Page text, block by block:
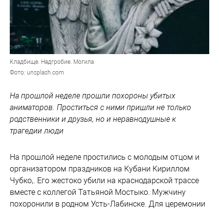
Кладбище. Надгробие. Могила
Фото: unsplash.com
На прошлой неделе прошли похороны убитых
аниматоров. Проститься с ними пришли не только
родственники и друзья, но и неравнодушные к
трагедии люди
На прошлой неделе простились с молодым отцом и
организатором праздников на Кубани Кириллом
Чубко,. Его жестоко убили на краснодарской трассе
вместе с коллегой Татьяной Мостыко. Мужчину
похоронили в родном Усть-Лабинске. Для церемонии